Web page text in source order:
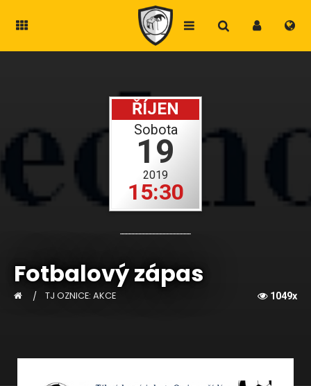
Sobota
19
ŘÍJEN
2019
15:30
Fotbalový zápas
TJ OZNICE: AKCE 1049x